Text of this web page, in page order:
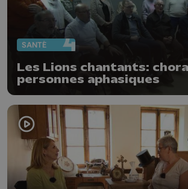
SANTÉ
Les Lions chantants:
personnes aphasiques